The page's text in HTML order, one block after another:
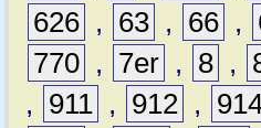
626 , 63 , 66 ,
770 , 7er , 8 ,
,
911 , 912 ,